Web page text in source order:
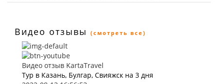
Видео отзывы (смотреть все)
Видео отзыв KartaTravel
Тур в Казань, Булгар, Свияжск на 3 дня